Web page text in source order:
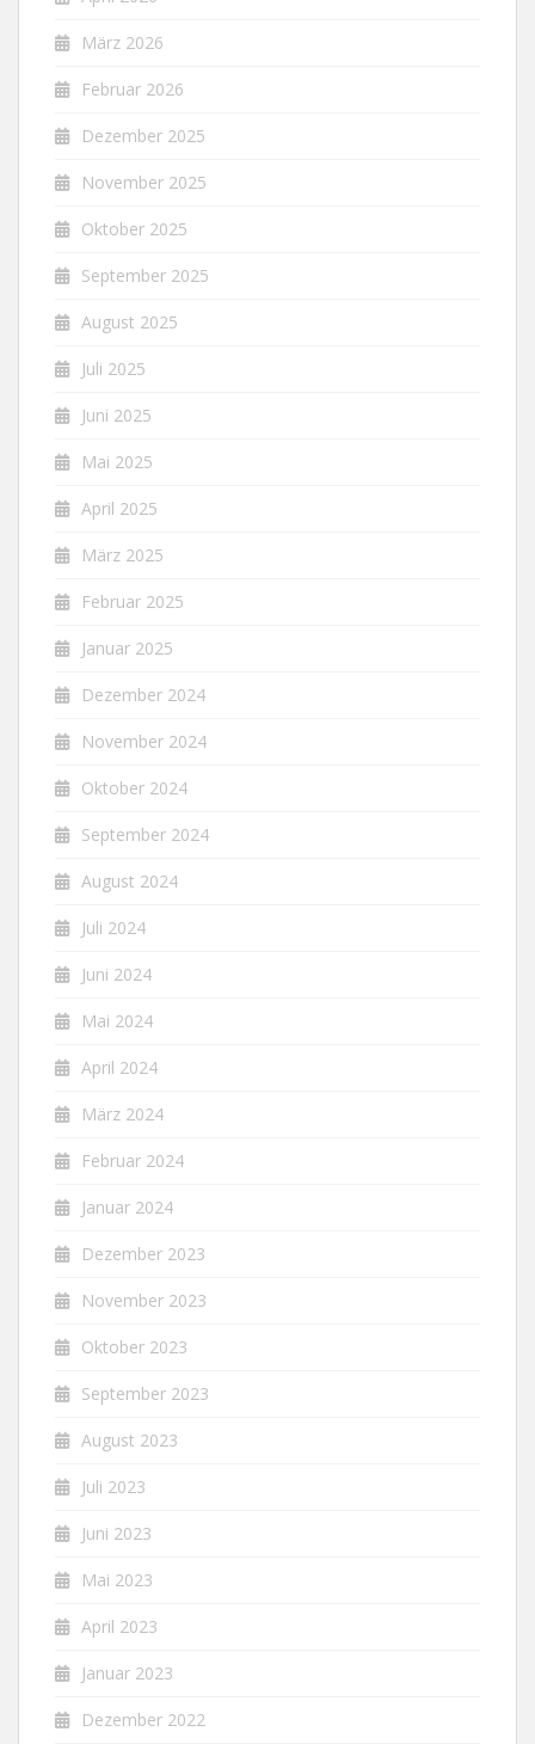
März 2026
Februar 2026
Dezember 2025
November 2025
Oktober 2025
September 2025
August 2025
Juli 2025
Juni 2025
Mai 2025
April 2025
März 2025
Februar 2025
Januar 2025
Dezember 2024
November 2024
Oktober 2024
September 2024
August 2024
Juli 2024
Juni 2024
Mai 2024
April 2024
März 2024
Februar 2024
Januar 2024
Dezember 2023
November 2023
Oktober 2023
September 2023
August 2023
Juli 2023
Juni 2023
Mai 2023
April 2023
Januar 2023
Dezember 2022